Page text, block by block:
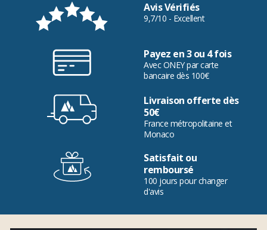
Avis Vérifiés
9,7/10 - Excellent
Payez en 3 ou 4 fois
Avec ONEY par carte
bancaire dès 100€
Livraison offerte dès
50€
France métropolitaine et
Monaco
Satisfait ou
remboursé
100 jours pour changer
d'avis